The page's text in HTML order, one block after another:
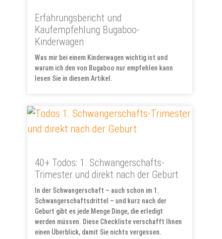
Erfahrungsbericht und
Kaufempfehlung Bugaboo-
Kinderwagen
Was mir bei einem Kinderwagen wichtig ist und
warum ich den von Bugaboo nur empfehlen kann
lesen Sie in diesem Artikel.
40+ Todos: 1. Schwangerschafts-
Trimester und direkt nach der Geburt
In der Schwangerschaft – auch schon im 1.
Schwangerschaftsdrittel – und kurz nach der
Geburt gibt es jede Menge Dinge, die erledigt
werden müssen. Diese Checkliste verschafft Ihnen
einen Überblick, damit Sie nichts vergessen.